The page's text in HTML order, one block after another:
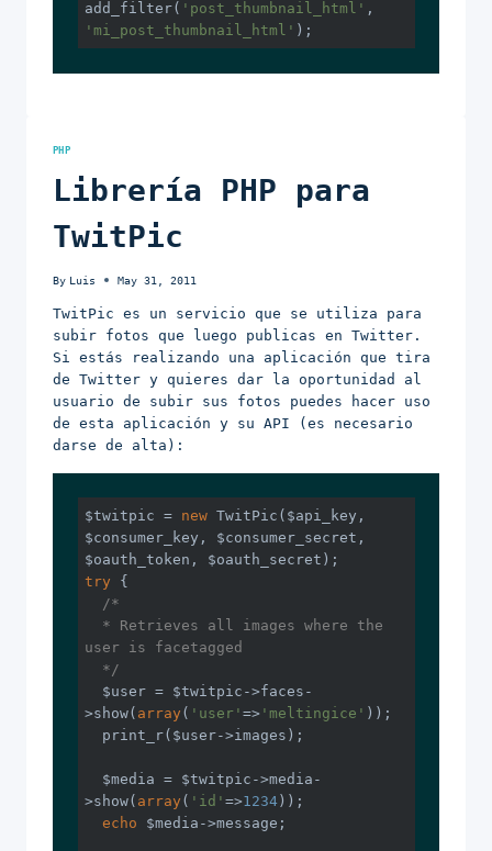
add_filter( 'post_thumbnail_html'
'mi_post_thumbnail_html' );
PHP
Librería PHP para
TwitPic
By Luis May 31, 2011
TwitPic es un servicio que se utiliza para
subir fotos que luego publicas en Twitter.
Si estás realizando una aplicación que tira
de Twitter y quieres dar la oportunidad al
usuario de subir sus fotos puedes hacer uso
de esta aplicación y su API (es necesario
darse de alta):
$twitpic = new TwitPic($api_key,
$consumer_key, $consumer_secret,
try {
/*
user is facetagged
  */
>show( array ( 'user' => 'meltingice' ));
>show( array ( 'id' =>1234));
echo $media->message;